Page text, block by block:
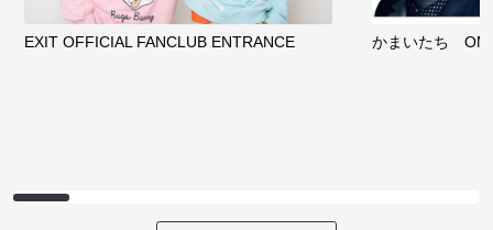
EXIT OFFICIAL FANCLUB ENTRANCE かまいたち